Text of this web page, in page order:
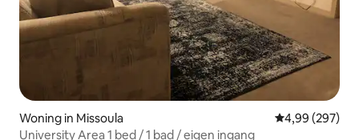
Woning in Missoula Gemiddelde
4,99 (297)
University Area 1 bed / 1 bad / eigen ingang